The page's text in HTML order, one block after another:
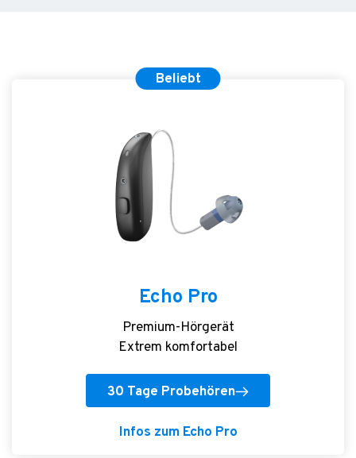
Beliebt
Echo Pro
Premium-Hörgerät
Extrem komfortabel
30 Tage Probehören
Infos zum Echo Pro